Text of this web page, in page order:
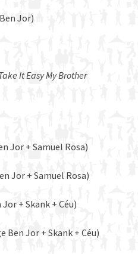
Jor)
It Easy My Brother
Jor + Samuel Rosa)
Jor + Samuel Rosa)
+ Skank + Céu)
Ben Jor + Skank + Céu)